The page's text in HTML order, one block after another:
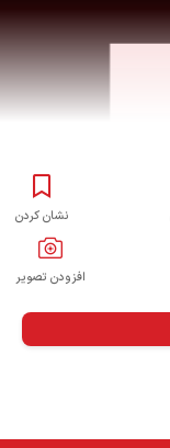
نشان کردن
افزودن تصویر